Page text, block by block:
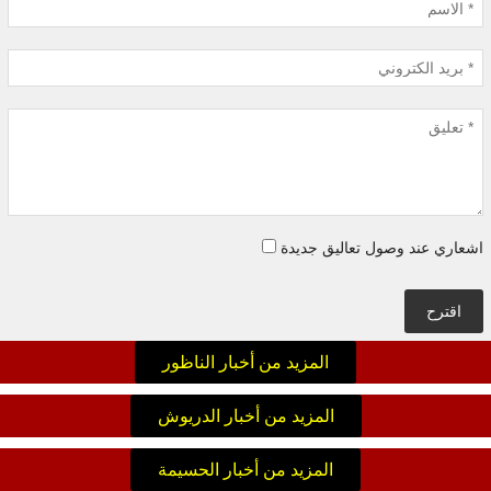
اشعاري عند وصول تعاليق جديدة
اقترح
المزيد من أخبار الناظور
المزيد من أخبار الدريوش
المزيد من أخبار الحسيمة